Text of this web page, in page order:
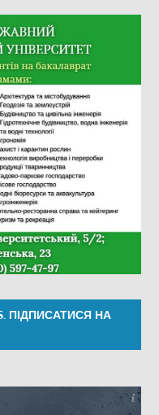
ПІДПИСАТИСЯ НА